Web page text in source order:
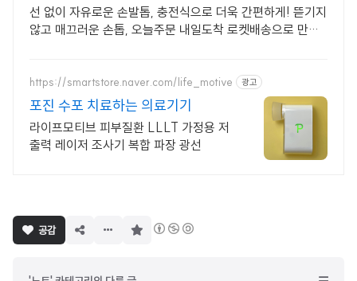
선 없이 자유로운 손발톱, 충전식으로 더욱 간편하게! 뜯기지
않고 매끄러운 손톱, 오늘주문 내일도착 로켓배송으로 만나
https://smartstore.naver.com/life_motive 광고
포진 수포 치료하는 의료기기
라이프모티브 피부질환 LLLT 가정용 저
출력 레이저 조사기 복합 파장 광선
공감